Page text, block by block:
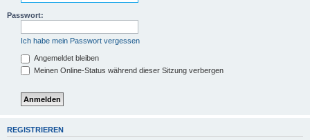
Passwort:
Ich habe mein Passwort vergessen
Angemeldet bleiben
Meinen Online-Status während dieser Sitzung verbergen
REGISTRIEREN